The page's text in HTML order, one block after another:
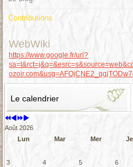
Contributions
WebWiki
https://www.google.fr/url?
Le calendrier
Août 2026
Lun
Mar Mer
3
4 5 6